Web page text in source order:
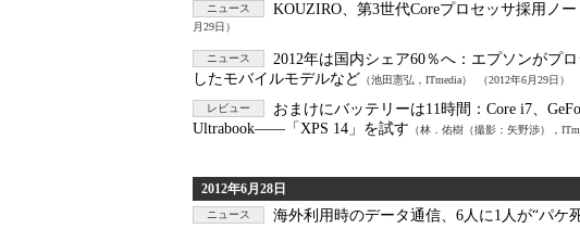
ニュース KOUZIRO、第3世代Coreプロセッサ採用ノ
月29日）
ニュース 2012年は国内シェア60％へ： エプソンがプ
したモバイルモデルなど （池田憲弘，ITmedia） （2012年6月29日）
レビュー おまけにバッテリーは11時間： Core i7、
Ultrabook――「XPS 14」を試す （林．佑樹（撮影：矢野渉），
2012年6月28日
ニュース 海外利用時のデータ通信、6人に1人が“パ